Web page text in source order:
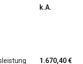
k.A.
1.670,40 €